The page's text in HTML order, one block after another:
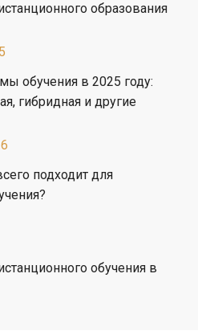
образования
обучения в 2025 году:
гибридная и другие
подходит для
обучения в